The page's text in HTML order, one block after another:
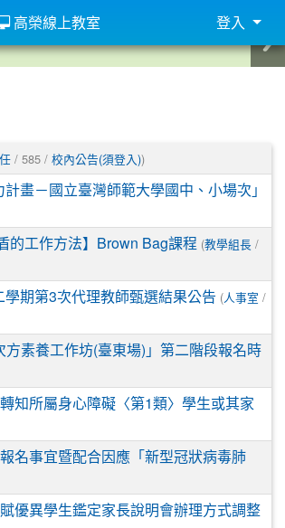
/ 585 / 校內公告(須登入))
畫－國立臺灣師範大學國中、小場次」
的工作方法】Brown Bag課程 (教學組長/
期第3次代理教師甄選結果公告 (人事室 /
方素養工作坊(臺東場)」第二階段報名時
知所屬身心障礙〈第1類〉學生或其家
名事宜暨配合因應「新型冠狀病毒肺
優異學生鑑定家長說明會辦理方式調整
高榮線上教室 登入